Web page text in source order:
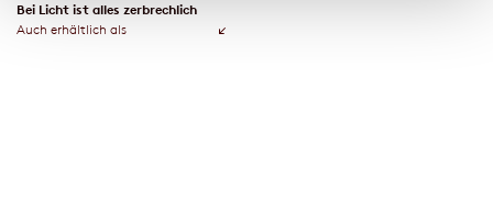
Bei Licht ist alles zerbrechlich
Auch erhältlich als